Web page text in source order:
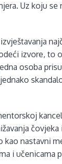
Uz koju se
izvore, to
osoba
čovjeka
nastavni
i učenicama